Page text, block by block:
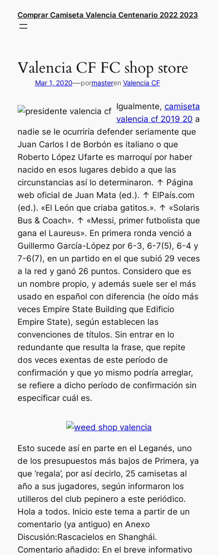
contenido
Comprar Camiseta Valencia Centenario 2022 2023
Valencia CF FC shop store
Mar 1, 2020—pormasteren Valencia CF
Igualmente, camiseta
valencia cf 2019 20 a
nadie se le ocurriría defender seriamente que
Juan Carlos I de Borbón es italiano o que
Roberto López Ufarte es marroquí por haber
nacido en esos lugares debido a que las
circunstancias así lo determinaron. ↑ Página
web oficial de Juan Mata (ed.). ↑ ElPaís.com
(ed.). «El León que criaba gatitos.». ↑ «Solaris
Bus & Coach». ↑ «Messi, primer futbolista que
gana el Laureus». En primera ronda venció a
Guillermo García-López por 6-3, 6-7(5), 6-4 y
7-6(7), en un partido en el que subió 29 veces
a la red y ganó 26 puntos. Considero que es
un nombre propio, y además suele ser el más
usado en español con diferencia (he oído más
veces Empire State Building que Edificio
Empire State), según establecen las
convenciones de títulos. Sin entrar en lo
redundante que resulta la frase, que repite
dos veces exentas de este período de
confirmación y que yo mismo podría arreglar,
se refiere a dicho período de confirmación sin
especificar cuál es.
Esto sucede así en parte en el Leganés, uno
de los presupuestos más bajos de Primera, ya
que ‘regala’, por así decirlo, 25 camisetas al
año a sus jugadores, según informaron los
utilleros del club pepinero a este periódico.
Hola a todos. Inicio este tema a partir de un
comentario (ya antiguo) en Anexo
Discusión:Rascacielos en Shanghái.
Comentario añadido: En el breve informativo